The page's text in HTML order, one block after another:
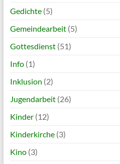
Gedichte(5)
Gemeindearbeit(5)
Gottesdienst(51)
Info(1)
Inklusion (2)
Jugendarbeit(26)
Kinder(12)
Kinderkirche(3)
Kino(3)